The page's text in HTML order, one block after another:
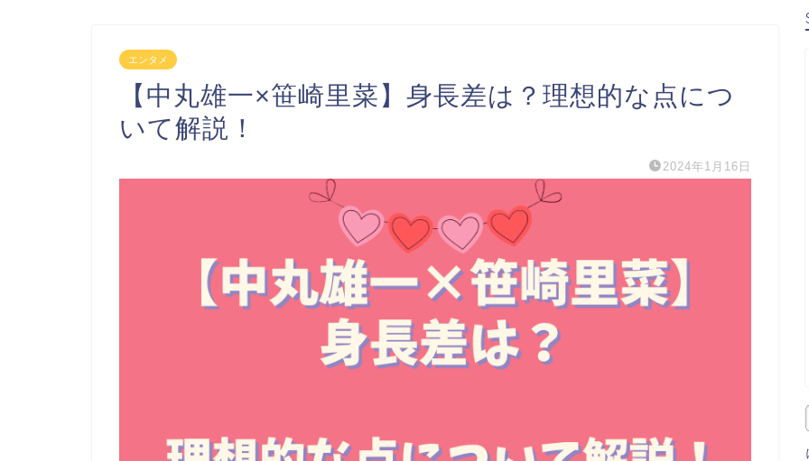
エンタメ
【中丸雄一×笹崎里菜】身長差は？理想的な点につ
いて解説！
2024年1月16日